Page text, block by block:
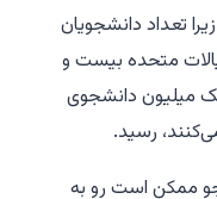
تعداد دانشجویان
متحده بیست و
میلیون دانشجوی
رسید.
ممکن است رو به